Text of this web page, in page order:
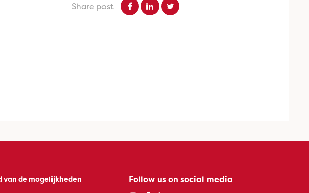
Share post
van de mogelijkheden
Follow us on social media